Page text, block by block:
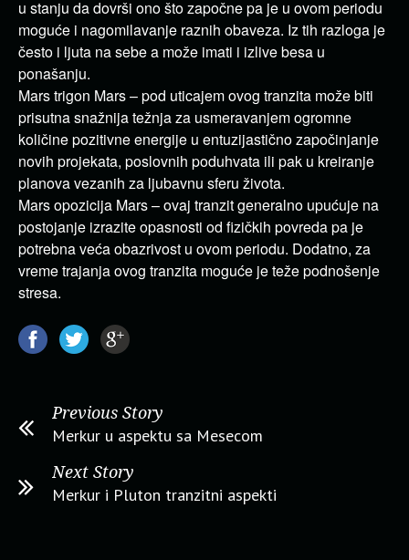
u stanju da dovrši ono što započne pa je u ovom periodu
moguće i nagomilavanje raznih obaveza. Iz tih razloga je
često i ljuta na sebe a može imati i izlive besa u
ponašanju.
Mars trigon Mars – pod uticajem ovog tranzita može biti
prisutna snažnija težnja za usmeravanjem ogromne
količine pozitivne energije u entuzijastično započinjanje
novih projekata, poslovnih poduhvata ili pak u kreiranje
planova vezanih za ljubavnu sferu života.
Mars opozicija Mars – ovaj tranzit generalno upućuje na
postojanje izrazite opasnosti od fizičkih povreda pa je
potrebna veća obazrivost u ovom periodu. Dodatno, za
vreme trajanja ovog tranzita moguće je teže podnošenje
stresa.
Previous Story
Merkur u aspektu sa Mesecom
Next Story
Merkur i Pluton tranzitni aspekti